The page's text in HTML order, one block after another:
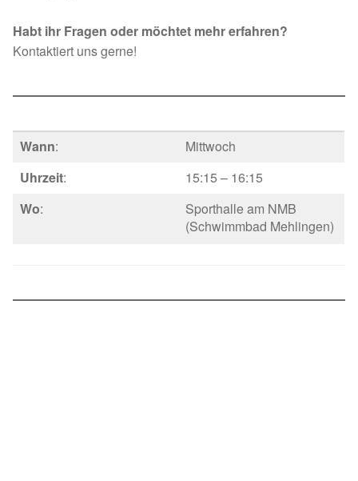
Habt ihr Fragen oder möchtet mehr erfahren?
Kontaktiert uns gerne!
Wann: Mittwoch
Uhrzeit: 15:15 – 16:15
Wo:
Sporthalle am NMB
(Schwimmbad Mehlingen)